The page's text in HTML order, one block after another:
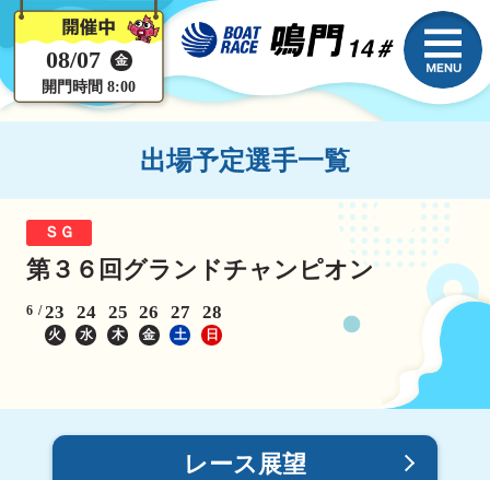
08/07 金
開門時間 8:00
出場予定選手一覧
ＳＧ
第３６回グランドチャンピオン
6 23
火
24
水
25
木
26
金
27
土
28
日
レース展望